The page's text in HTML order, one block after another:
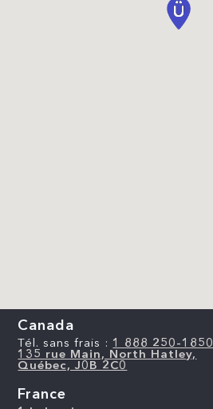
Canada
Tél. sans frais : 1 888 250-1850
135 rue Main, North Hatley,
Québec, J0B 2C0
France